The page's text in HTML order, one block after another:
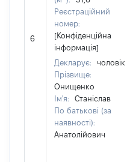
6
Реєстраційний
номер:
[Конфіденційна
інформація]
Декларує:
чоловік
Прізвище:
Онищенко
Ім'я:
Станіслав
По батькові (за
наявності):
Анатолійович